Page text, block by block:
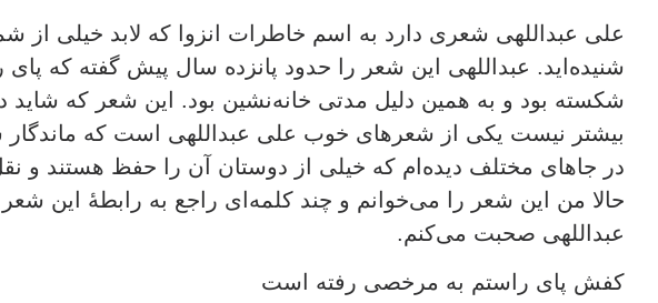
علی عبداللهی شعری دارد به اسم خاطرات انزوا که لابد خیلی از
شنیده‌اید. عبداللهی این شعر را حدود پانزده سال پیش گفته که
شکسته بود و به همین دلیل مدتی خانه‌نشین بود. این شعر که
بیشتر نیست یکی از شعرهای خوب علی عبداللهی است که
در جاهای مختلف دیده‌ام که خیلی از دوستان آن را حفظ هستند و
حالا من این شعر را می‌خوانم و چند کلمه‌ای راجع به رابطۀ این
عبداللهی صحبت می‌کنم.
کفش پای راستم به مرخصی رفته است